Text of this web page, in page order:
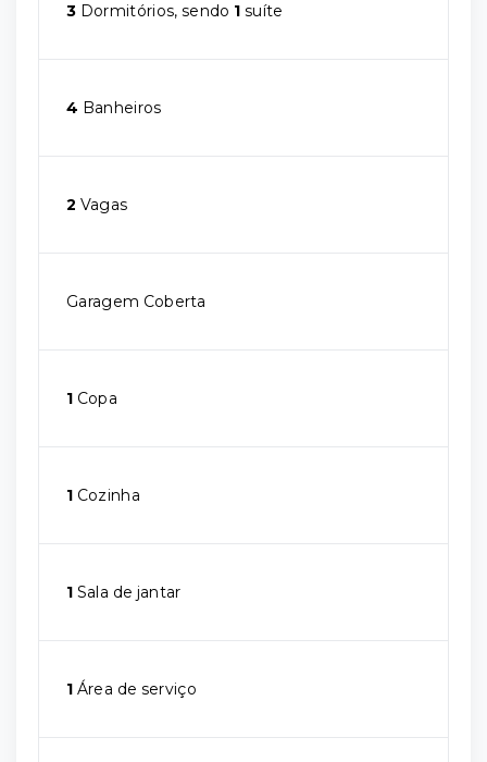
3 Dormitórios, sendo 1 suíte
4 Banheiros
2 Vagas
Garagem Coberta
1 Copa
1 Cozinha
1 Sala de jantar
1 Área de serviço